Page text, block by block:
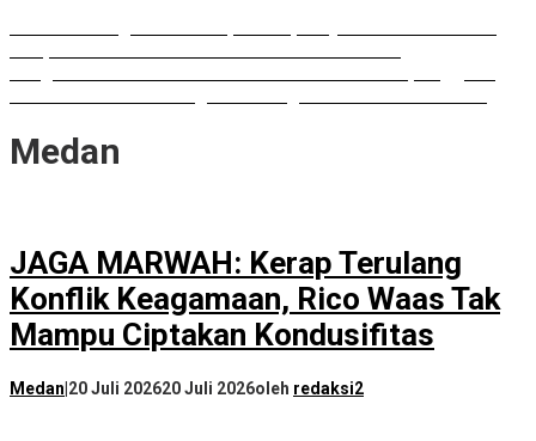
Medan
JAGA MARWAH: Kerap Terulang
Konflik Keagamaan, Rico Waas Tak
Mampu Ciptakan Kondusifitas
Medan 20 Juli 202620 Juli 2026oleh redaksi2